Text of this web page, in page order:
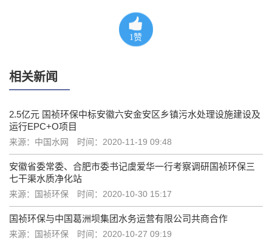
1赞
相关新闻
2.5亿元 国祯环保中标安徽六安金安区乡镇污水处理设施建设及
运行EPC+O项目
来源：中国水网 时间：2020-11-19 09:48
安徽省委常委、合肥市委书记虞爱华一行考察调研国祯环保三
七干渠水质净化站
来源：国祯环保 时间：2020-10-30 15:17
国祯环保与中国葛洲坝集团水务运营有限公司共商合作
来源：国祯环保 时间：2020-10-27 09:19